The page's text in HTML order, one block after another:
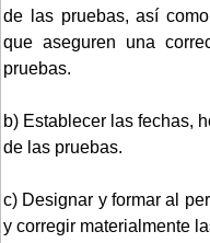
de las pruebas, así
que aseguren una
pruebas.
b) Establecer las fechas,
de las pruebas.
c) Designar y formar al
y corregir materialmente